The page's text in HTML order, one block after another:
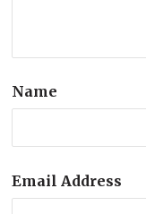
Name
Email Address